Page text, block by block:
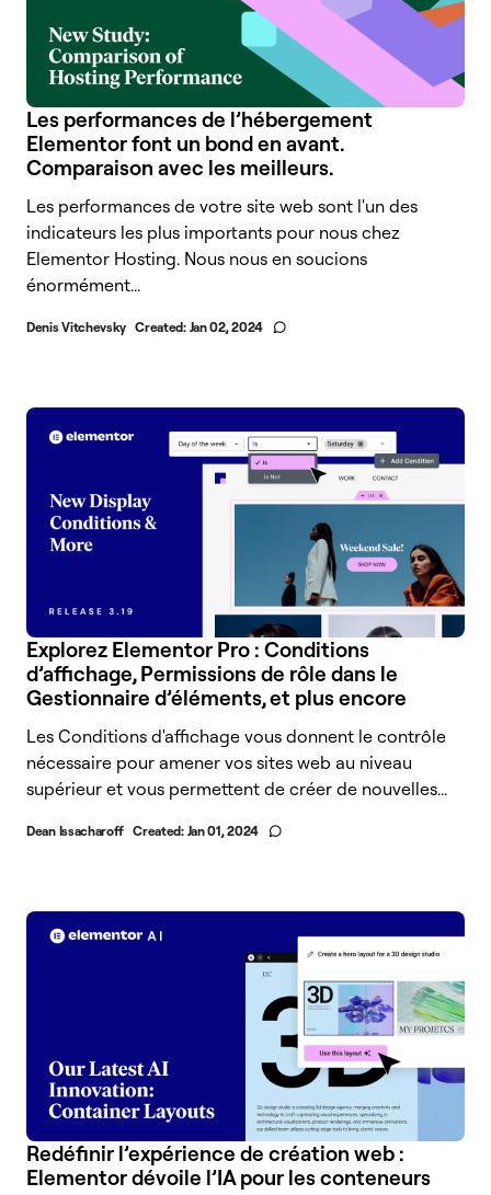
Les performances de l’hébergement
Elementor font un bond en avant.
Comparaison avec les meilleurs.
Les performances de votre site web sont l'un des
indicateurs les plus importants pour nous chez
Elementor Hosting. Nous nous en soucions
énormément...
Denis Vitchevsky Created: Jan 02, 2024
Explorez Elementor Pro : Conditions
d’affichage, Permissions de rôle dans le
Gestionnaire d’éléments, et plus encore
Les Conditions d'affichage vous donnent le contrôle
nécessaire pour amener vos sites web au niveau
supérieur et vous permettent de créer de nouvelles...
Dean Issacharoff Created: Jan 01, 2024
Redéfinir l’expérience de création web :
Elementor dévoile l’IA pour les conteneurs